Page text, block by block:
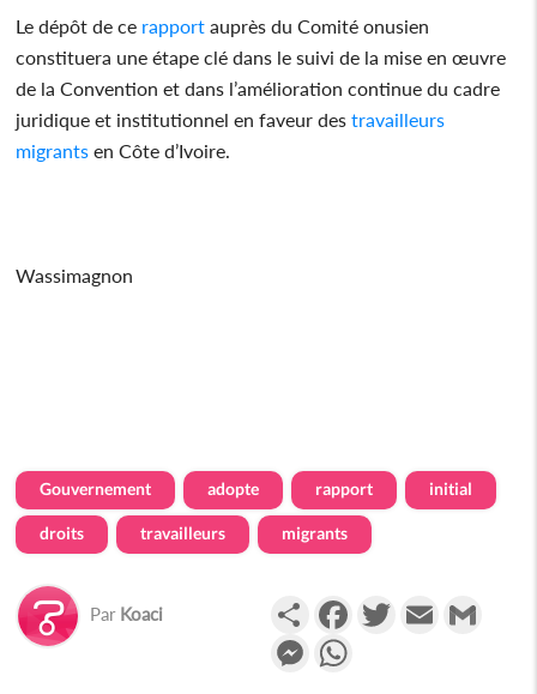
Le dépôt de ce rapport auprès du Comité onusien
constituera une étape clé dans le suivi de la mise en œuvre
de la Convention et dans l’amélioration continue du cadre
juridique et institutionnel en faveur des travailleurs
migrants en Côte d’Ivoire.
Wassimagnon
Gouvernement adopte rapport initial
droits travailleurs migrants
Par Koaci PartagerFacebookTwitterEmail
Messenger